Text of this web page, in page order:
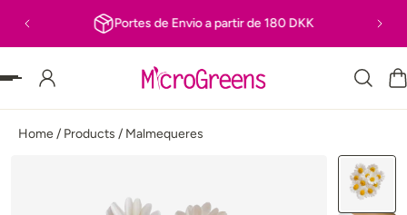
PARA O TEXTO Portes de Envio a partir de 180 DKK
Home/ Products / Malmequeres